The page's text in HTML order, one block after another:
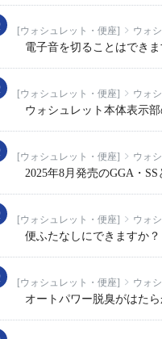
[ウォシュレット・便座] ウォ
電子音を切ることはできま
[ウォシュレット・便座] ウォ
ウォシュレット本体表示
[ウォシュレット・便座] ウォ
2025年8月発売のGGA・
[ウォシュレット・便座] ウォ
便ふたなしにできますか？
[ウォシュレット・便座] ウォ
オートパワー脱臭がはた